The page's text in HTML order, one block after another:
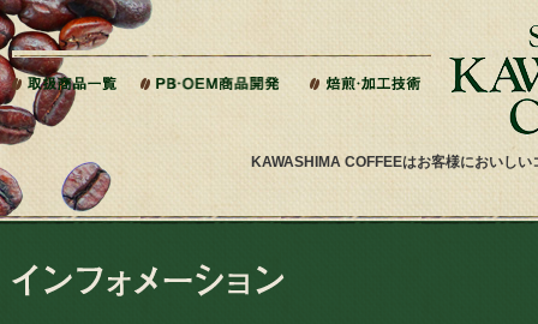
KAWASHIMA COFFEEはお客様においし
本文へジャンプ